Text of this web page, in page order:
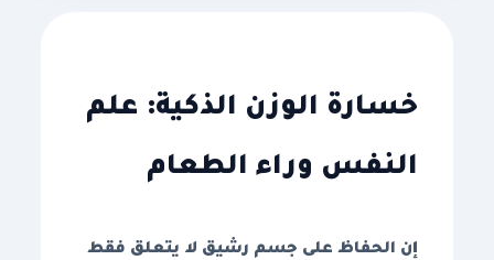
خسارة الوزن الذكية: علم
النفس وراء الطعام
إن الحفاظ على جسم رشيق لا يتعلق فقط